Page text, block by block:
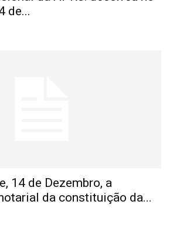
de...
14 de Dezembro, a
da constituição da...